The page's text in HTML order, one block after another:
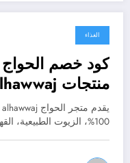
فبراير 11, 2026
الغذاء
منتجات alhawwaj
100%، الزيوت الطبيعية، القهوة، المكسرات، والخلطات…